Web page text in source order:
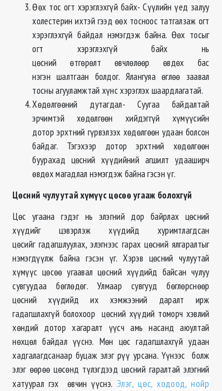
Өөх тос огт хэрэглэхгүй байх- Сүүлийн үед залуу
холестерин ихтэй гээд өөх тосноос татгалзаж огт
хэрэглэхгүй байдал нэмэгдэж байна. Өөх тосыг
огт хэрэглэхгүй байх нь
цөсний өтгөрөлт өвчлөлөөр өвдөх бас
нэгэн шалтгаан болдог. Ялангуяа өглөө заавал
тосны агууламжтай хүнс хэрэглэх шаардлагатай.
Хөдөлгөөний дутагдал- Суугаа байдалтай
эрчимтэй хөдөлгөөн хийдэггүй хүмүүсийн
дотор эрхтний гүрвэлзэх хөдөлгөөн удаан болсон
байдаг. Тэгэхээр дотор эрхтний хөдөлгөөн
буурахад цөсний хүүдийний агшилт удааширч
өвдөх магадлал нэмэгдэж байна гэсэн үг.
Цөсний чулуутай хүмүүс цөсөө угааж болохгүй
Цөс угаана гэдэг нь элэгний дор байрлах цөсний
хүүдийг цэвэрлэж хүүдийд хуримтлагдсан
цөсийг гадагшлуулах, элэгнээс гарах цөсний ялгаралтыг
нэмэгдүүлж байна гэсэн үг. Хэрэв цөсний чулуутай
хүмүүс цөсөө угаавал цөсний хүүдийд байсан чулуу
сувгуудаа бөглөдөг. Улмаар сувгууд бөглөрснөөр
цөсний хүүдийд их хэмжээний даралт ирж
гадагшлахгүй болохоор цөсний хүүдий томорч хэвлий
хөндий дотор хагаралт үүсч амь насанд аюултай
нөхцөл байдал үүснэ. Мөн цөс гадагшлахгүй удаан
хадгалагдсанаар буцаж элэг рүү урсана. Үүнээс болж
элэг өөрөө цөсөнд түлэгдээд цөсний гаралтай элэгний
хатуурал гэх өвчин үүснэ. Элэг, цөс, ходоод, нойр